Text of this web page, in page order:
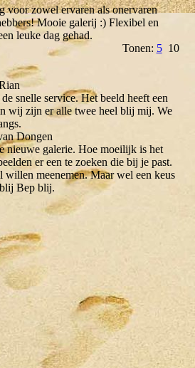
voor zowel ervaren als onervaren
Mooie galerij :) Flexibel en
leuke dag gehad.
Tonen: 510
snelle service. Het beeld heeft een
wij zijn er alle twee heel blij mij. We
Dongen
nieuwe galerie. Hoe moeilijk is het
er een te zoeken die bij je past.
willen meenemen. Maar wel een keus
Bep blij.